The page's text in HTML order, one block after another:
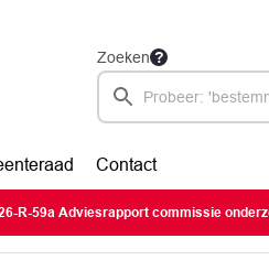
Zoeken
Contact
R-59a Adviesrapport commissie onderzoek